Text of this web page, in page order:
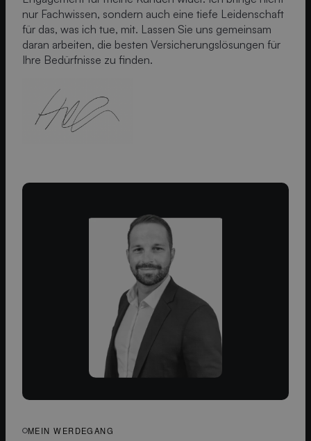
nur Fachwissen, sondern auch eine tiefe Leidenschaft
für das, was ich tue, mit. Lassen Sie uns gemeinsam
daran arbeiten, die besten Versicherungslösungen für
Ihre Bedürfnisse zu finden.
MEIN WERDEGANG